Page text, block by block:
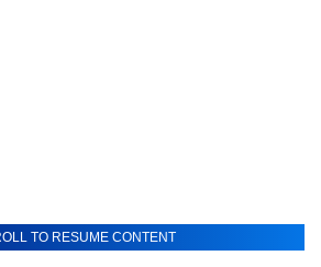
TO RESUME CONTENT